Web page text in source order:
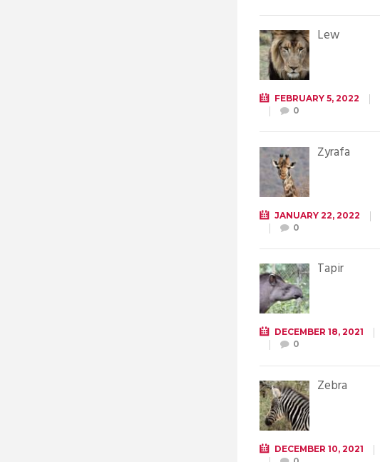
Lew
FEBRUARY 5, 2022
0
Żyrafa
JANUARY 22, 2022
0
Tapir
DECEMBER 18, 2021
0
Zebra
DECEMBER 10, 2021